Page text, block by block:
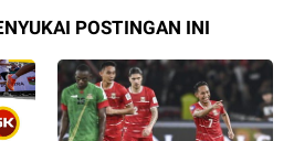
POSTINGAN INI